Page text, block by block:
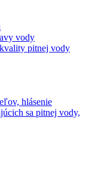
vody
pitnej vody
hlásenie
sa pitnej vody,